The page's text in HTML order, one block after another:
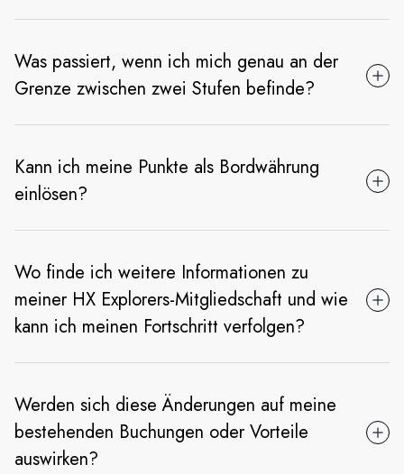
Was passiert, wenn ich mich genau an der
Grenze zwischen zwei Stufen befinde?
Kann ich meine Punkte als Bordwährung
einlösen?
Wo finde ich weitere Informationen zu
meiner HX Explorers-Mitgliedschaft und wie
kann ich meinen Fortschritt verfolgen?
Werden sich diese Änderungen auf meine
bestehenden Buchungen oder Vorteile
auswirken?